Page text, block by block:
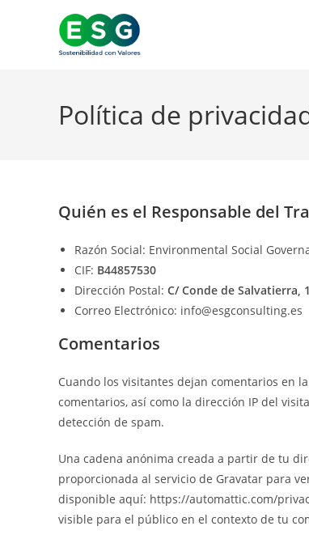
Política de
Quién es el Responsable del
Razón Social: Environmental Social
CIF: B44857530
Dirección Postal: C/ Conde de Salvatierra,
Correo Electrónico: info@esgconsulting.es
Comentarios
Cuando los visitantes dejan comentarios en
comentarios, así como la dirección IP del
detección de spam.
Una cadena anónima creada a partir de tu
proporcionada al servicio de Gravatar para
disponible aquí: https://automattic.com/
visible para el público en el contexto de tu